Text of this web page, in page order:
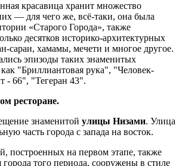
красавица хранит множество
— для чего же, всё-таки, она была
«Старого Города», также
десятков историко-архитектурных
сараи, хамамы, мечети и многое другое.
эпизоды таких знаменитых
"Бриллиантовая рука", "Человек-
- 66", "Тегеран 43".
ресторане.
знаменитой улицы Низами. Улица
часть города с запада на восток.
построенных на первом этапе, также
города того периода, сооружены в стиле